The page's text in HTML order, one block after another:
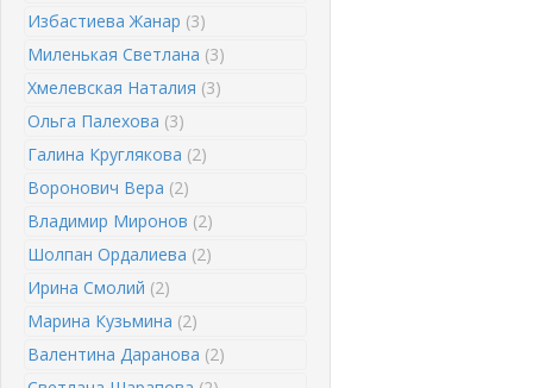
Избастиева Жанар (3)
Миленькая Светлана (3)
Хмелевская Наталия (3)
Ольга Палехова (3)
Галина Круглякова (2)
Воронович Вера (2)
Владимир Миронов (2)
Шолпан Ордалиева (2)
Ирина Смолий (2)
Марина Кузьмина (2)
Валентина Даранова (2)